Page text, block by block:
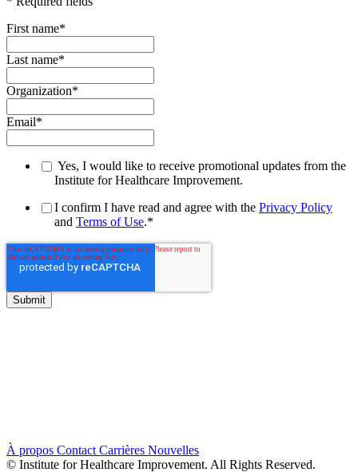
First name*
Last name*
Organization*
Email*
Yes, I would like to receive promotional updates from the
Institute for Healthcare Improvement.
I confirm I have read and agree with the Privacy Policy
and Terms of Use.*
À propos Contact Carrières Nouvelles
© Institute for Healthcare Improvement. All Rights Reserved.